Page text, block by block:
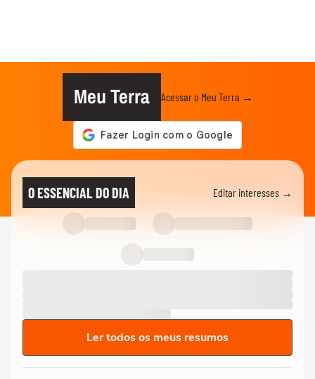
Meu Terra Acessar o Meu Terra →
O ESSENCIAL DO DIA Editar interesses →
Ler todos os meus resumos